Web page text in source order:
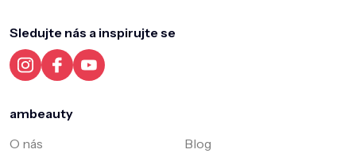
Sledujte nás a inspirujte se
ambeauty
O nás
Blog